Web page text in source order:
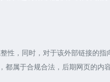
性，同时，对于该外部链接的指
都属于合规合法，后期网页的内